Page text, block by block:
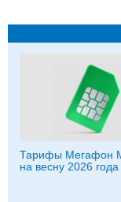
Тарифы Мегафон
на весну 2026 года